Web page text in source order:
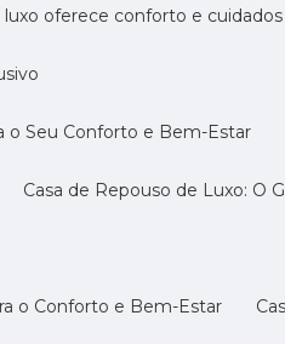
luxo oferece conforto e
o Seu Conforto e Bem-Estar
Casa de Repouso de Luxo: O
o Conforto e Bem-Estar